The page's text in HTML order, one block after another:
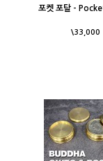
포켓 포탈 -
\33,000